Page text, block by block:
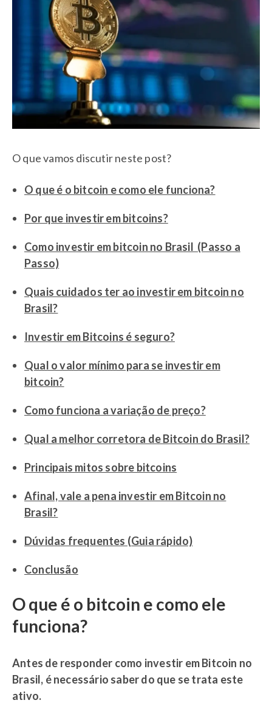
O que vamos discutir neste post?
O que é o bitcoin e como ele funciona?
Por que investir em bitcoins?
Como investir em bitcoin no Brasil (Passo a
Passo)
Quais cuidados ter ao investir em bitcoin no
Brasil?
Investir em Bitcoins é seguro?
Qual o valor mínimo para se investir em
bitcoin?
Como funciona a variação de preço?
Qual a melhor corretora de Bitcoin do Brasil?
Principais mitos sobre bitcoins
Afinal, vale a pena investir em Bitcoin no
Brasil?
Dúvidas frequentes (Guia rápido)
Conclusão
O que é o bitcoin e como ele
funciona?
Antes de responder como investir em Bitcoin no
Brasil, é necessário saber do que se trata este
ativo.